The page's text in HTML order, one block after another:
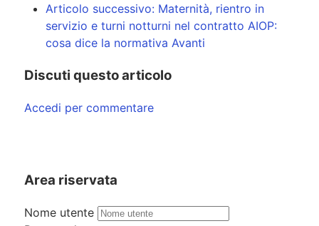
Articolo successivo: Maternità, rientro in
servizio e turni notturni nel contratto AIOP:
cosa dice la normativa Avanti
Discuti questo articolo
Accedi per commentare
Area riservata
Nome utente